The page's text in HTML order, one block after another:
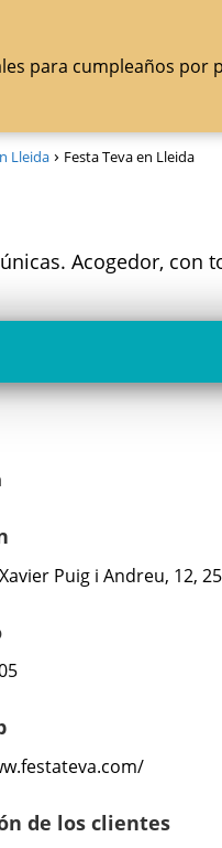
para cumpleaños por
Lleida Festa Teva en Lleida
Acogedor, con
Puig i Andreu, 12,
de los clientes